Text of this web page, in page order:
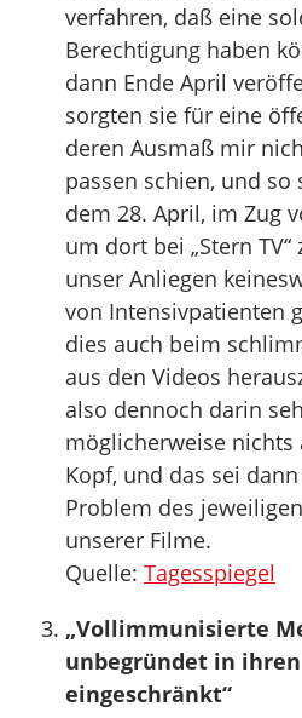
verfahren, daß eine
Berechtigung haben
dann Ende April
sorgten sie für eine
deren Ausmaß mir
passen schien, und
dem 28. April, im Zug
um dort bei „Stern
unser Anliegen
von Intensivpatienten
dies auch beim
aus den Videos
also dennoch darin
möglicherweise
Kopf, und das sei
Problem des
unserer Filme.
Quelle: Tagesspiegel
„Vollimmunisierte
unbegründet in
eingeschränkt“